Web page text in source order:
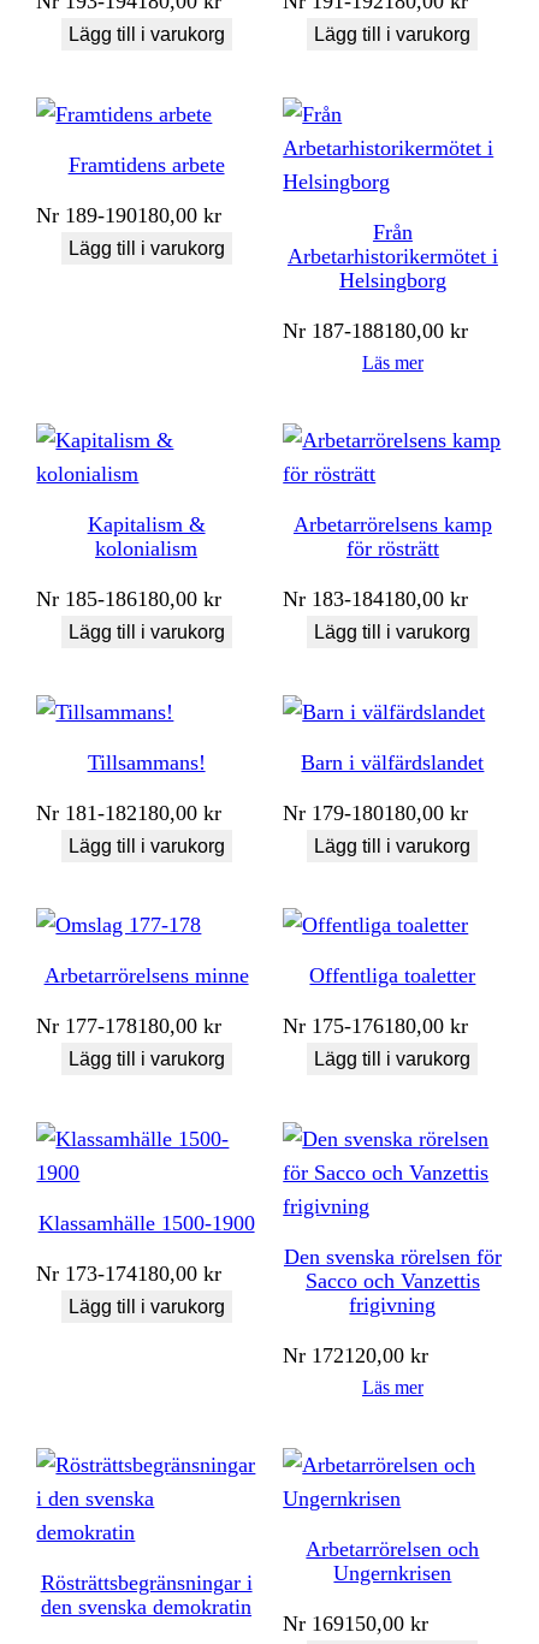
Lägg till i varukorg Lägg till i varukorg
Framtidens arbete
Nr 189-190180,00kr
Lägg till i varukorg
Från
Arbetarhistorikermötet i
Helsingborg
Nr 187-188180,00kr
Läs mer
Kapitalism &
kolonialism
Nr 185-186180,00kr
Lägg till i varukorg
Arbetarrörelsens kamp
för rösträtt
Nr 183-184180,00kr
Lägg till i varukorg
Tillsammans!
Nr 181-182180,00kr
Lägg till i varukorg
Barn i välfärdslandet
Nr 179-180180,00kr
Lägg till i varukorg
Arbetarrörelsens minne
Nr 177-178180,00kr
Lägg till i varukorg
Offentliga toaletter
Nr 175-176180,00kr
Lägg till i varukorg
Klassamhälle 1500-1900
Nr 173-174180,00kr
Lägg till i varukorg
Den svenska rörelsen för
Sacco och Vanzettis
frigivning
Nr 172120,00kr
Läs mer
Rösträttsbegränsningar i
den svenska demokratin
Arbetarrörelsen och
Ungernkrisen
Nr 169150,00kr